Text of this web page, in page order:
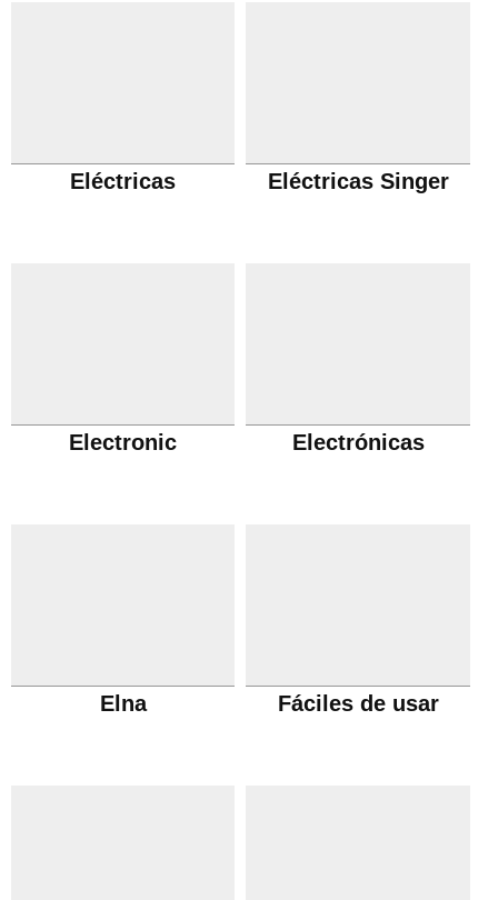
Eléctricas Eléctricas Singer
Electronic Electrónicas
Elna Fáciles de usar